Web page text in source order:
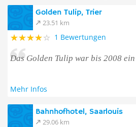
Golden Tulip, Trier
23.51 km
1 Bewertungen
Das Golden Tulip war bis 2008
Mehr Infos
Bahnhofhotel, Saarlouis
29.06 km